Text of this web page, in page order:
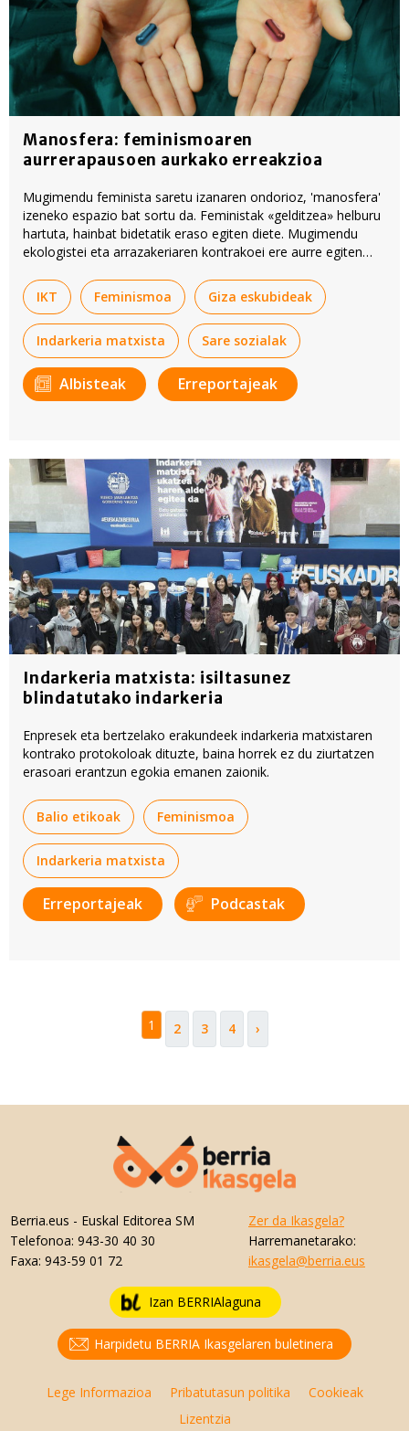
Manosfera: feminismoaren
aurrerapausoen aurkako erreakzioa
Mugimendu feminista saretu izanaren ondorioz, 'manosfera'
izeneko espazio bat sortu da. Feministak «gelditzea» helburu
hartuta, hainbat bidetatik eraso egiten diete. Mugimendu
ekologistei eta arrazakeriaren kontrakoei ere aurre egiten
IKT
Feminismoa Giza eskubideak
Indarkeria matxista Sare sozialak
Albisteak Erreportajeak
Indarkeria matxista: isiltasunez
blindatutako indarkeria
Enpresek eta bertzelako erakundeek indarkeria matxistaren
kontrako protokoloak dituzte, baina horrek ez du ziurtatzen
erasoari erantzun egokia emanen zaionik.
Balio etikoak Feminismoa
Indarkeria matxista
Erreportajeak Podcastak
1 2 3 4 ›
Berria.eus - Euskal Editorea SM
Telefonoa: 943-30 40 30
Faxa: 943-59 01 72
Zer da Ikasgela?
Harremanetarako:
ikasgela@berria.eus
Izan BERRIAlaguna
Harpidetu BERRIA Ikasgelaren buletinera
Lege Informazioa Pribatutasun politika
Cookieak
Lizentzia